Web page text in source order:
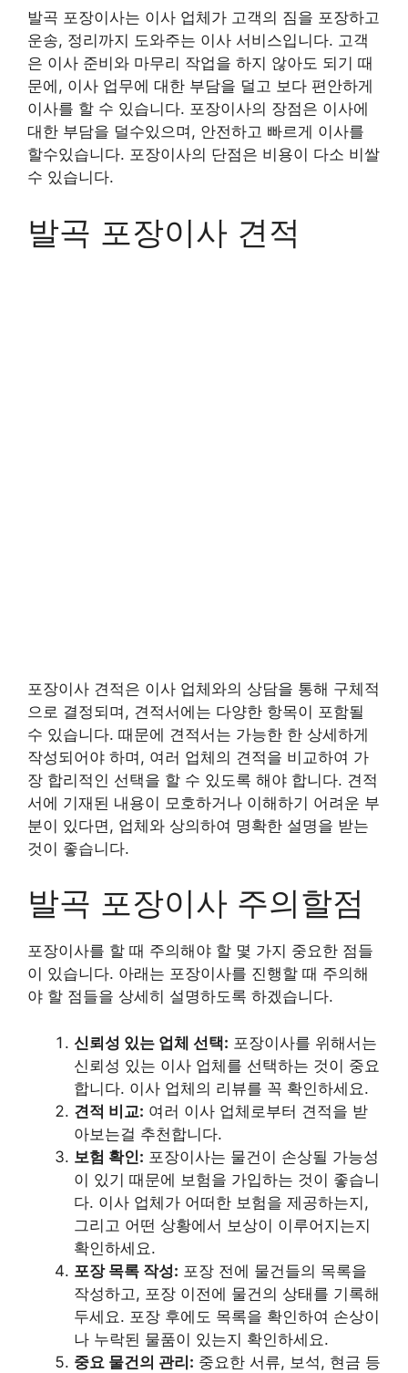
발곡 포장이사는 이사 업체가 고객의 짐을 포장하고
운송, 정리까지 도와주는 이사 서비스입니다. 고객
은 이사 준비와 마무리 작업을 하지 않아도 되기 때
문에, 이사 업무에 대한 부담을 덜고 보다 편안하게
이사를 할 수 있습니다. 포장이사의 장점은 이사에
대한 부담을 덜수있으며, 안전하고 빠르게 이사를
할수있습니다. 포장이사의 단점은 비용이 다소 비쌀
수 있습니다.
발곡 포장이사 견적
포장이사 견적은 이사 업체와의 상담을 통해 구체적
으로 결정되며, 견적서에는 다양한 항목이 포함될
수 있습니다. 때문에 견적서는 가능한 한 상세하게
작성되어야 하며, 여러 업체의 견적을 비교하여 가
장 합리적인 선택을 할 수 있도록 해야 합니다. 견적
서에 기재된 내용이 모호하거나 이해하기 어려운 부
분이 있다면, 업체와 상의하여 명확한 설명을 받는
것이 좋습니다.
발곡 포장이사 주의할점
포장이사를 할 때 주의해야 할 몇 가지 중요한 점들
이 있습니다. 아래는 포장이사를 진행할 때 주의해
야 할 점들을 상세히 설명하도록 하겠습니다.
신뢰성 있는 업체 선택: 포장이사를 위해서는
신뢰성 있는 이사 업체를 선택하는 것이 중요
합니다. 이사 업체의 리뷰를 꼭 확인하세요.
견적 비교: 여러 이사 업체로부터 견적을 받
아보는걸 추천합니다.
보험 확인: 포장이사는 물건이 손상될 가능성
이 있기 때문에 보험을 가입하는 것이 좋습니
다. 이사 업체가 어떠한 보험을 제공하는지,
그리고 어떤 상황에서 보상이 이루어지는지
확인하세요.
포장 목록 작성: 포장 전에 물건들의 목록을
작성하고, 포장 이전에 물건의 상태를 기록해
두세요. 포장 후에도 목록을 확인하여 손상이
나 누락된 물품이 있는지 확인하세요.
중요 물건의 관리: 중요한 서류, 보석, 현금 등